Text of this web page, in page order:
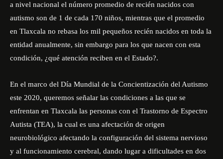
a nivel nacional el número promedio de recién nacidos con
autismo son de 1 de cada 170 niños, mientras que el promedio
en Tlaxcala no rebasa los mil pequeños recién nacidos en toda la
entidad anualmente, sin embargo para los que nacen con esta
condición, ¿qué atención reciben en el Estado?.
En el marco del Día Mundial de la Concientización del Autismo
este 2020, queremos señalar las condiciones a las que se
enfrentan en Tlaxcala las personas con el Trastorno de Espectro
Autista (TEA), la cual es una afectación de origen
neurobiológico afectando la configuración del sistema nervioso
y al funcionamiento cerebral, dando lugar a dificultades en dos